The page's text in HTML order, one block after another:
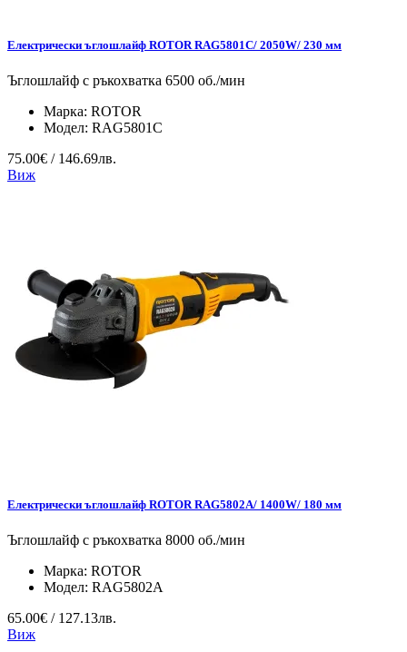
Електрически ъглошлайф ROTOR RAG5801C/ 2050W/ 230 мм
Ъглошлайф с ръкохватка 6500 об./мин
Марка: ROTOR
Модел: RAG5801C
75.00€ / 146.69лв.
Виж
Електрически ъглошлайф ROTOR RAG5802A/ 1400W/ 180 мм
Ъглошлайф с ръкохватка 8000 об./мин
Марка: ROTOR
Модел: RAG5802A
65.00€ / 127.13лв.
Виж